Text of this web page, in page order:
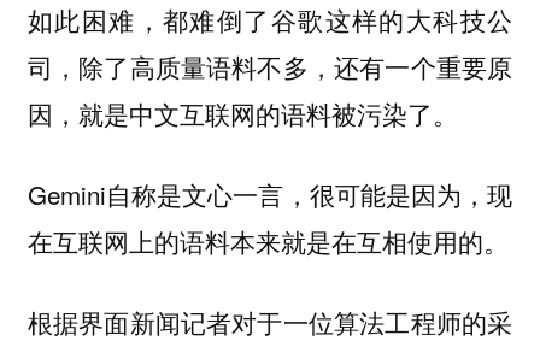
如此困难，都难倒了谷歌这样的大科技公
司，除了高质量语料不多，还有一个重要原
因，就是中文互联网的语料被污染了。
Gemini自称是文心一言，很可能是因为，现
在互联网上的语料本来就是在互相使用的。
根据界面新闻记者对于一位算法工程师的采